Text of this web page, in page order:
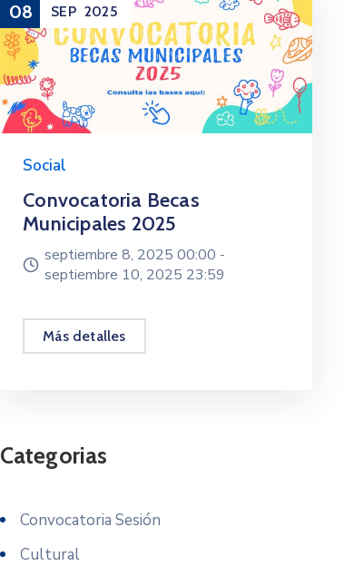
08 SEP 2025
Social
Convocatoria Becas
Municipales 2025
septiembre 8, 2025 00:00 -
septiembre 10, 2025 23:59
Más detalles
Categorias
Convocatoria Sesión
Cultural